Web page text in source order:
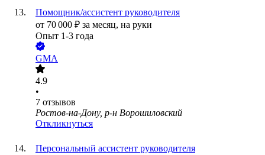
Помощник/ассистент руководителя
от 70 000 ₽ за месяц, на руки
Опыт 1-3 года
GMA
4.9
•
7 отзывов
Ростов-на-Дону, р-н Ворошиловский
Откликнуться
Персональный ассистент руководителя